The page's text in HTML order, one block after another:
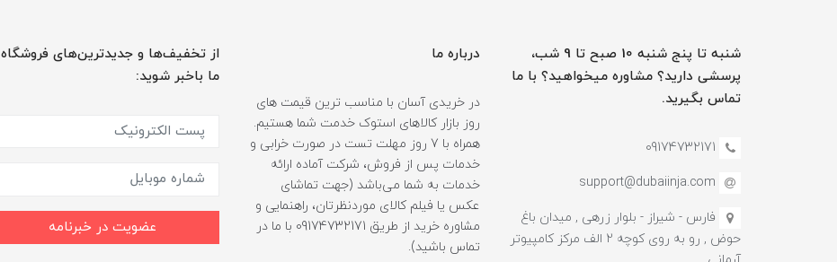
شنبه تا پنج شنبه 10 صبح تا 9 شب،
پرسشی دارید؟ مشاوره میخواهید؟ با ما
تماس بگیرید.
09174732171
support@dubaiinja.com
فارس - شیراز - بلوار زرهی , میدان باغ
حوض , رو به روی کوچه 2 الف مرکز کامپیوتر
درباره ما
در خریدی آسان با مناسب ترین قیمت های
روز بازار کالاهای استوک خدمت شما هستیم.
همراه با 7 روز مهلت تست در صورت خرابی و
خدمات پس از فروش، شرکت آماده ارائه
خدمات به شما می‌باشد (جهت تماشای
عکس یا فیلم کالای موردنظرتان، راهنمایی و
مشاوره خرید از طریق 09174732171 با ما در
تماس باشید).
از تخفیف‌ها و جدیدترین‌های فروشگاه
ما باخبر شوید:
عضویت در خبرنامه